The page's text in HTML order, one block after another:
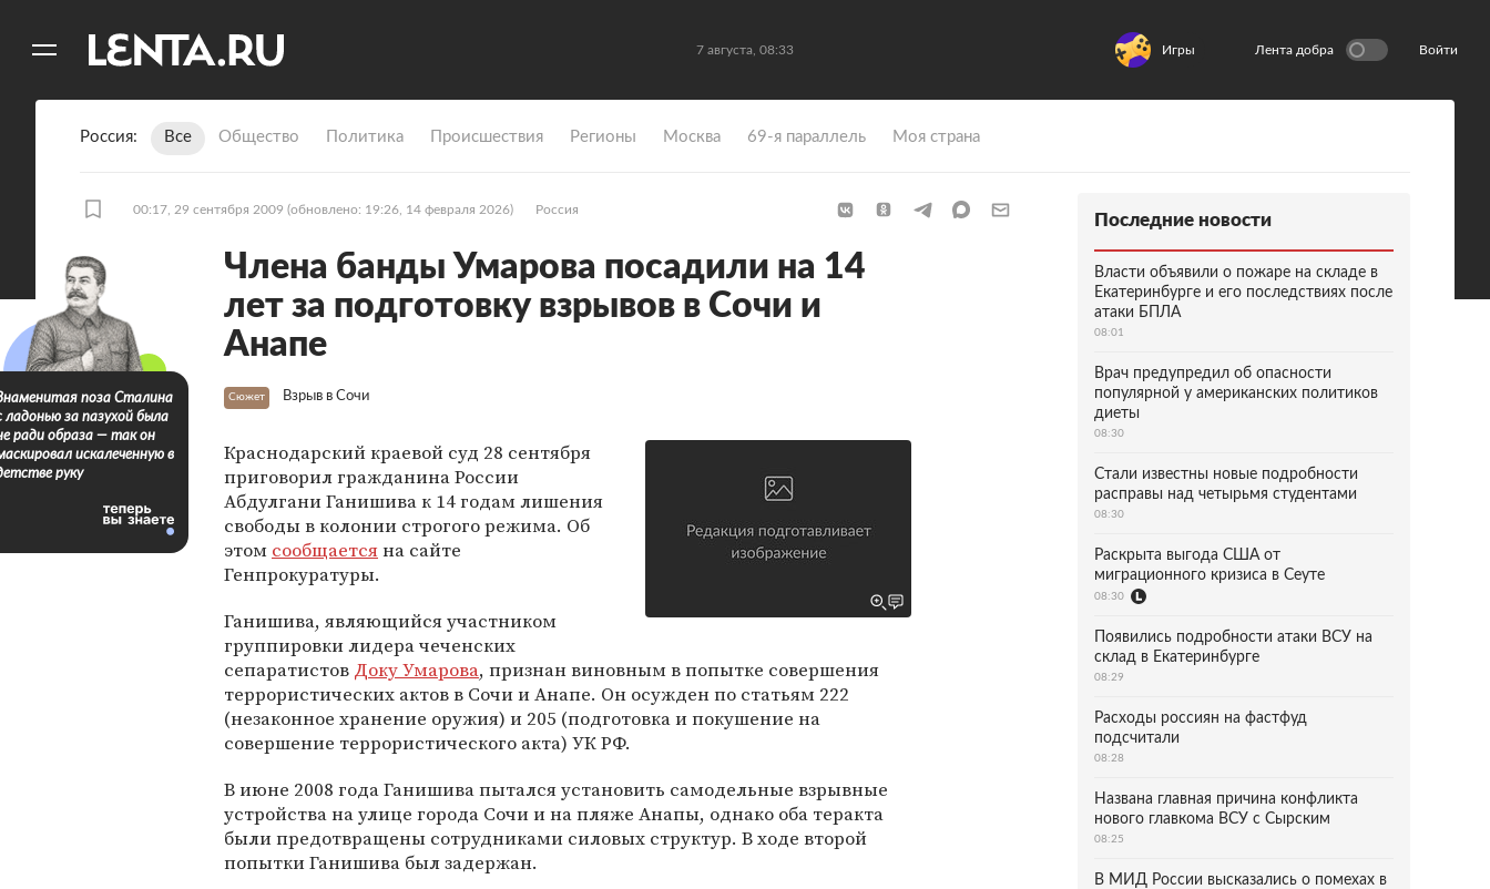
7 августа, 08:33 Игры Лента добра Войти
Россия Все Общество Политика Происшествия Регионы Москва 69-я параллель Моя страна
00:17, 29 сентября 2009 (обновлено: 19:26, 14 февраля 2026) Россия
Члена банды Умарова посадили на 14
лет за подготовку взрывов в Сочи и
Анапе
Сюжет Взрыв в Сочи
Краснодарский краевой суд 28 сентября
приговорил гражданина России
Абдулгани Ганишива к 14 годам лишения
свободы в колонии строгого режима. Об
этом сообщаетсяна сайте
Генпрокуратуры.
Ганишива, являющийся участником
группировки лидера чеченских
сепаратистов Доку Умарова, признан виновным в попытке совершения
террористических актов в Сочи и Анапе. Он осужден по статьям 222
(незаконное хранение оружия) и 205 (подготовка и покушение на
совершение террористического акта) УК РФ.
В июне 2008 года Ганишива пытался установить самодельные взрывные
устройства на улице города Сочи и на пляже Анапы, однако оба теракта
были предотвращены сотрудниками силовых структур. В ходе второй
попытки Ганишива был задержан.
поза Сталина
ладонью за пазухой была
ради образа — так он
искалеченную в
руку
Последние новости
Власти объявили о пожаре на складе в
Екатеринбурге и его последствиях после
атаки БПЛА
08:01
Врач предупредил об опасности
популярной у американских политиков
диеты
08:30
Стали известны новые подробности
расправы над четырьмя студентами
08:30
Раскрыта выгода США от
миграционного кризиса в Сеуте
08:30
Появились подробности атаки ВСУ на
склад в Екатеринбурге
08:29
Расходы россиян на фастфуд
подсчитали
08:28
Названа главная причина конфликта
нового главкома ВСУ с Сырским
08:25
В МИД России высказались о помехах в